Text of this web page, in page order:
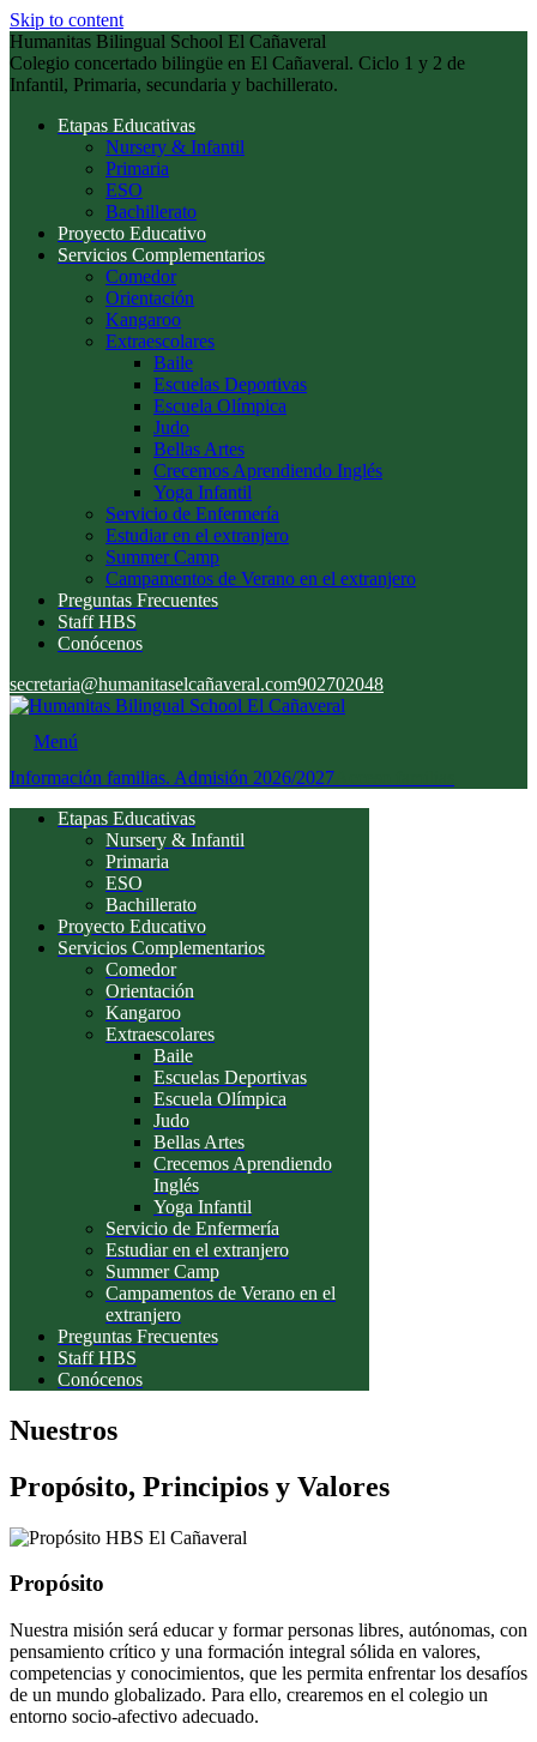
Skip to content
Humanitas Bilingual School El Cañaveral
Colegio concertado bilingüe en El Cañaveral. Ciclo 1 y 2 de
Infantil, Primaria, secundaria y bachillerato.
Etapas Educativas
Nursery & Infantil
Primaria
ESO
Bachillerato
Proyecto Educativo
Servicios Complementarios
Comedor
Orientación
Kangaroo
Extraescolares
Baile
Escuelas Deportivas
Escuela Olímpica
Judo
Bellas Artes
Crecemos Aprendiendo Inglés
Yoga Infantil
Servicio de Enfermería
Estudiar en el extranjero
Summer Camp
Campamentos de Verano en el extranjero
Preguntas Frecuentes
Staff HBS
Conócenos
secretaria@humanitaselcañaveral.com902702048
Menú
Información familias. Admisión 2026/2027
Etapas Educativas
Nursery & Infantil
Primaria
ESO
Bachillerato
Proyecto Educativo
Servicios Complementarios
Comedor
Orientación
Kangaroo
Extraescolares
Baile
Escuelas Deportivas
Escuela Olímpica
Judo
Bellas Artes
Crecemos Aprendiendo
Inglés
Yoga Infantil
Servicio de Enfermería
Estudiar en el extranjero
Summer Camp
Campamentos de Verano en el
extranjero
Preguntas Frecuentes
Staff HBS
Conócenos
Nuestros
Propósito, Principios y Valores​
Propósito
Nuestra misión será educar y formar personas libres, autónomas, con
pensamiento crítico y una formación integral sólida en valores,
competencias y conocimientos, que les permita enfrentar los desafíos
de un mundo globalizado. Para ello, crearemos en el colegio un
entorno socio-afectivo adecuado.